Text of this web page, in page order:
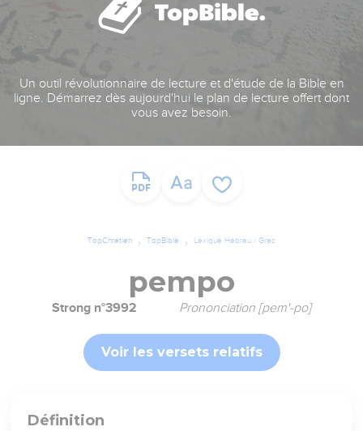
Un outil révolutionnaire de lecture et d'étude de la Bible en
ligne. Démarrez dès aujourd'hui le plan de lecture offert dont
vous avez besoin.
TopChrétien TopBible Lexique Hébreu / Grec
pempo
Strong n°3992 Prononciation [pem'-po]
Voir les versets relatifs
Définition